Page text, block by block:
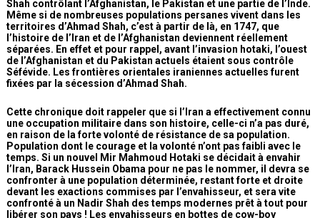
Shah contrôlant l’Afghanistan, le Pakistan et une partie de l’Inde.
Même si de nombreuses populations persanes vivent dans les
territoires d’Ahmad Shah, c’est à partir de là, en 1747, que
l’histoire de l’Iran et de l’Afghanistan deviennent réellement
séparées. En effet et pour rappel, avant l’invasion hotaki, l’ouest
de l’Afghanistan et du Pakistan actuels étaient sous contrôle
Séfévide. Les frontières orientales iraniennes actuelles furent
fixées par la sécession d’Ahmad Shah.
Cette chronique doit rappeler que si l’Iran a effectivement connu
une occupation militaire dans son histoire, celle-ci n’a pas duré,
en raison de la forte volonté de résistance de sa population.
Population dont le courage et la volonté n’ont pas faibli avec le
temps. Si un nouvel Mir Mahmoud Hotaki se décidait à envahir
l’Iran, Barack Hussein Obama pour ne pas le nommer, il devra se
confronter à une population déterminée, restant forte et droite
devant les exactions commises par l’envahisseur, et sera vite
confronté à un Nadir Shah des temps modernes prêt à tout pour
libérer son pays ! Les envahisseurs en bottes de cow-boy